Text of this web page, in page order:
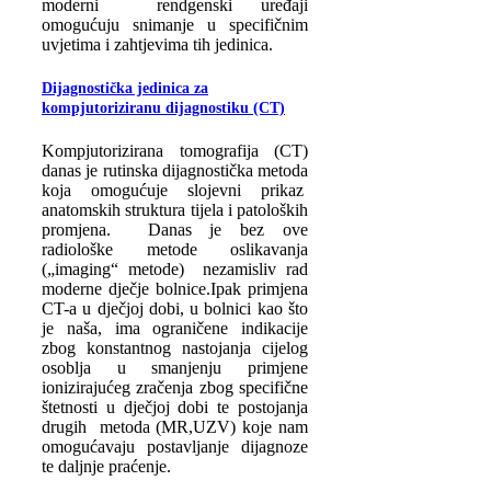
moderni rendgenski uređaji
omogućuju snimanje u specifičnim
uvjetima i zahtjevima tih jedinica.
Dijagnostička jedinica za
kompjutoriziranu dijagnostiku (CT)
Kompjutorizirana tomografija (CT)
danas je rutinska dijagnostička metoda
koja omogućuje slojevni prikaz
anatomskih struktura tijela i patoloških
promjena. Danas je bez ove
radiološke metode oslikavanja
(„imaging“ metode) nezamisliv rad
moderne dječje bolnice.Ipak primjena
CT-a u dječjoj dobi, u bolnici kao što
je naša, ima ograničene indikacije
zbog konstantnog nastojanja cijelog
osoblja u smanjenju primjene
ionizirajućeg zračenja zbog specifične
štetnosti u dječjoj dobi te postojanja
drugih metoda (MR,UZV) koje nam
omogućavaju postavljanje dijagnoze
te daljnje praćenje.